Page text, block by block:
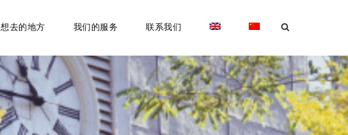
想去的地方 我们的服务 联系我们